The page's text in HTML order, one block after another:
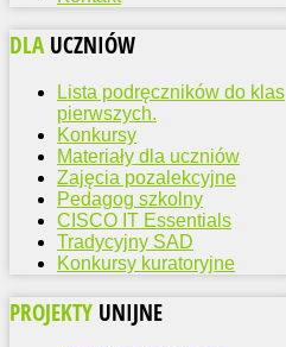
DLA UCZNIÓW
Lista podręczników do klas
pierwszych.
Konkursy
Materiały dla uczniów
Zajęcia pozalekcyjne
Pedagog szkolny
CISCO IT Essentials
Tradycyjny SAD
Konkursy kuratoryjne
PROJEKTY UNIJNE